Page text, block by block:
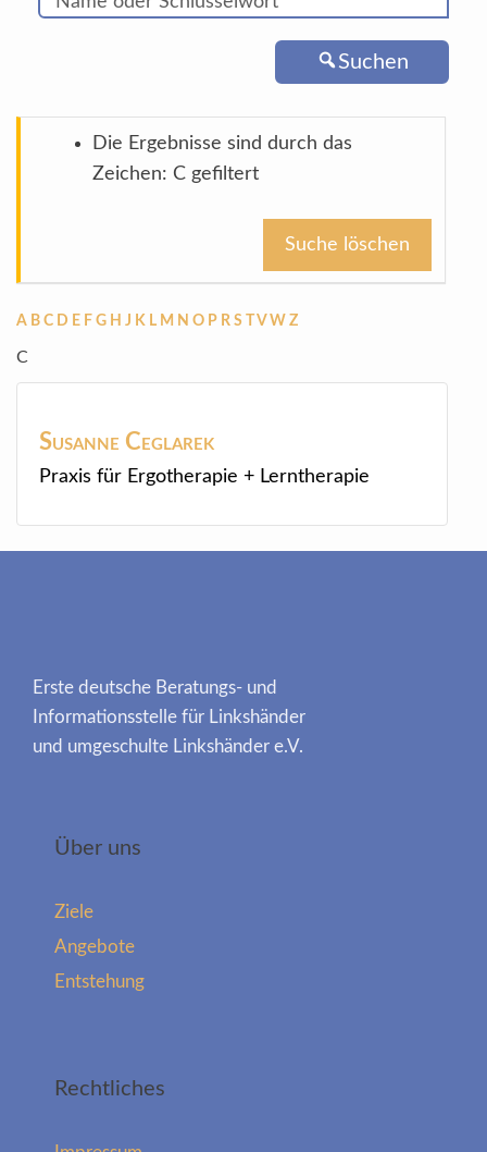
Suchen
Die Ergebnisse sind durch das
Zeichen: C gefiltert
Suche löschen
A B C D E F G H J K L M N O P R S V W Z
C
Susanne Ceglarek
Praxis für Ergotherapie + Lerntherapie
Erste deutsche Beratungs- und
Informationsstelle für Linkshänder
und umgeschulte Linkshänder e.V.
Über uns
Ziele
Angebote
Entstehung
Rechtliches